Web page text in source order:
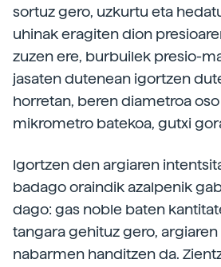
sortuz gero, uzkurtu eta
uhinak eragiten dion
zuzen ere, burbuilek presio-
jasaten dutenean igortzen
horretan, beren diametroa
mikrometro batekoa, gutxi
Igortzen den argiaren
badago oraindik azalpenik
dago: gas noble baten
tangara gehituz gero,
nabarmen handitzen da.